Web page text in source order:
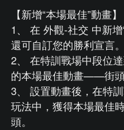
【新增“本場最佳”動畫】
1、 在 外觀-社交 中新
還可自訂您的勝利宣言。
2、 在特訓戰場中段位
的本場最佳動畫——街頭
3、 設置動畫後，在特
玩法中，獲得本場最佳
頭。